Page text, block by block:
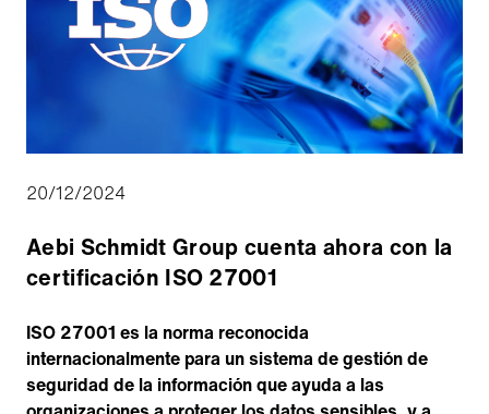
20/12/2024
Aebi Schmidt Group cuenta ahora con la
certificación ISO 27001
ISO 27001 es la norma reconocida
internacionalmente para un sistema de gestión de
seguridad de la información que ayuda a las